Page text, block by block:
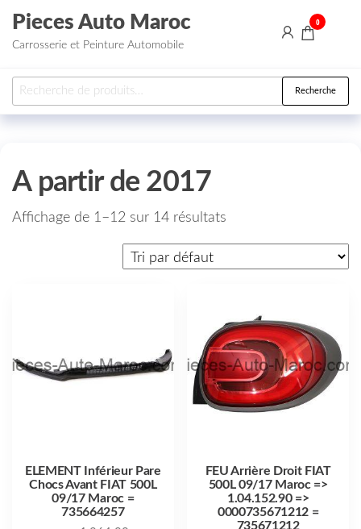
Aller au contenu
Pieces Auto Maroc
Carrosserie et Peinture Automobile
0
Recherche pour : Recherche
A partir de 2017
Affichage de 1–12 sur 14 résultats
ELEMENT Inférieur Pare
Chocs Avant FIAT 500L
09/17 Maroc =
735664257
FEU Arrière Droit FIAT
500L 09/17 Maroc =>
1.04.152.90 =>
0000735671212 =
735671212